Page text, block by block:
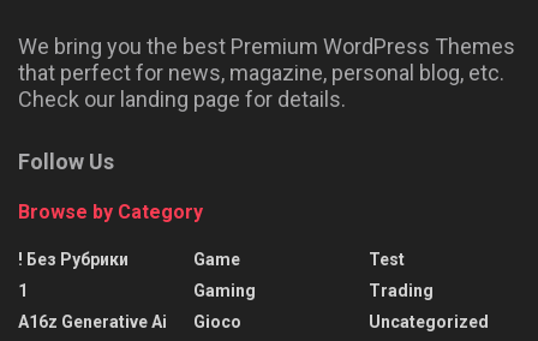
We bring you the best Premium WordPress Themes
that perfect for news, magazine, personal blog, etc.
Check our landing page for details.
Follow Us
Browse by Category
! Без Рубрики
1
A16z Generative Ai
Game
Gaming
Gioco
Test
Trading
Uncategorized